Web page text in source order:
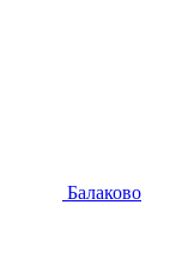
Балаково